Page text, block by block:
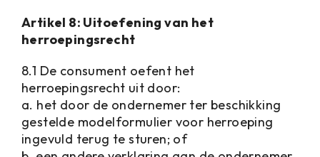
Artikel 8: Uitoefening van het
herroepingsrecht
8.1 De consument oefent het
herroepingsrecht uit door:
a. het door de ondernemer ter beschikking
gestelde modelformulier voor herroeping
ingevuld terug te sturen; of